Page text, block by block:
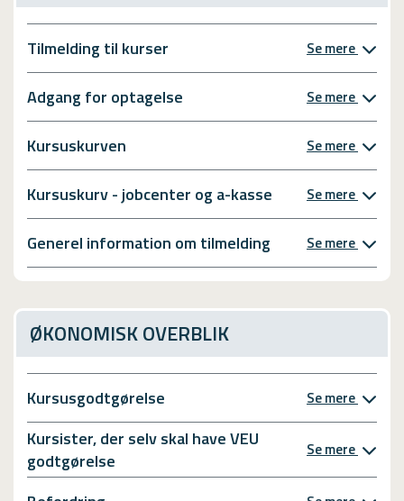
Tilmelding til kurser Se mere
Adgang for optagelse Se mere
Kursuskurven Se mere
Kursuskurv - jobcenter og a-kasse Se mere
Generel information om tilmelding Se mere
ØKONOMISK OVERBLIK
Kursusgodtgørelse Se mere
Kursister, der selv skal have VEU
godtgørelse
Se mere